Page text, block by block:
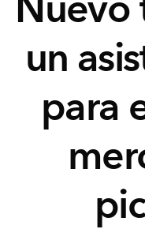
un
para